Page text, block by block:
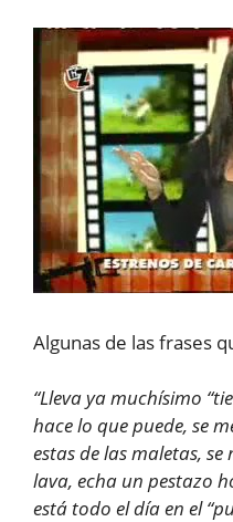
Algunas de las frases
“Lleva ya muchísimo
hace lo que puede, se
estas de las maletas,
lava, echa un pestazo
está todo el día en el